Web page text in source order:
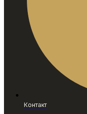
Контакт